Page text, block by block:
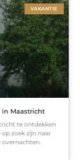
VAKANTIE
in Maastricht
te ontdekken
zoek zijn naar
overnachten.